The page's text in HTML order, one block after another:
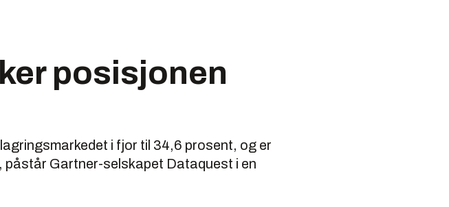
posisjonen
i fjor til 34,6 prosent, og er
påstår Gartner-selskapet Dataquest i en